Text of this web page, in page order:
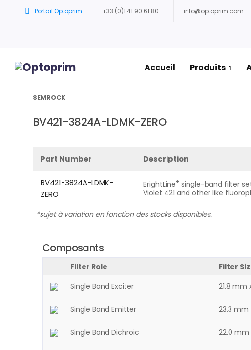
Portail Optoprim +33 (0)1 41 90 61 80 info@optoprim.com
Accueil Produits
SEMROCK
BV421-3824A-LDMK-ZERO
Part Number Description
BV421-3824A-LDMK-
ZERO
BrightLine® single-band filter
Violet 421 and other like
*sujet à variation en fonction des stocks disponibles.
Composants
Filter Role Filter
Single Band Exciter
21.8 mm
Single Band Emitter 23.3 mm
Single Band Dichroic 22.0 mm